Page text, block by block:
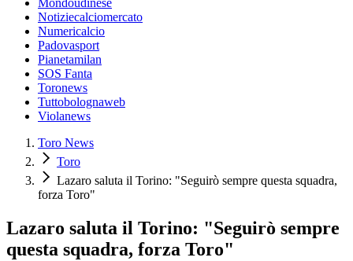
Mondoudinese
Notiziecalciomercato
Numericalcio
Padovasport
Pianetamilan
SOS Fanta
Toronews
Tuttobolognaweb
Violanews
Toro News
Toro
Lazaro saluta il Torino: "Seguirò sempre questa squadra,
forza Toro"
Lazaro saluta il Torino: "Seguirò sempre
questa squadra, forza Toro"